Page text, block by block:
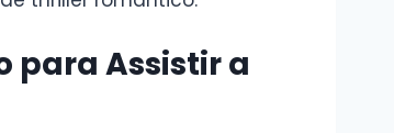
para Assistir a